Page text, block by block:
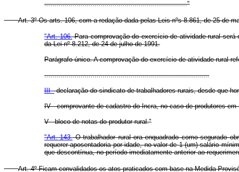
......................................................................."
Art. 3º Os arts. 106, com a redação dada pelas Leis nºs 8.861, de 25 de
"Art. 106.Para comprovação do exercício de atividade rural será
da Lei nº 8.212, de 24 de julho de 1991.
Parágrafo único. A comprovação do exercício de atividade rural
..................................................................................
III -declaração do sindicato de trabalhadores rurais, desde que
IV - comprovante de cadastro do Incra, no caso de produtores
V - bloco de notas do produtor rural."
"Art. 143.O trabalhador rural ora enquadrado como segurado
requerer aposentadoria por idade, no valor de 1 (um) salário
que descontínua, no período imediatamente anterior ao
Art. 4º Ficam convalidados os atos praticados com base na Medida